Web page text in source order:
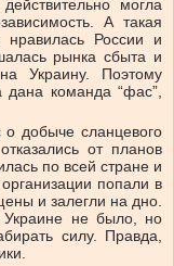
могла
А такая
России и
рынка сбыта и
Украину. Поэтому
команда “фас”,
добыче сланцевого
от планов
по всей стране и
попали в
и залегли на дно.
Украине не было, но
силу. Правда,